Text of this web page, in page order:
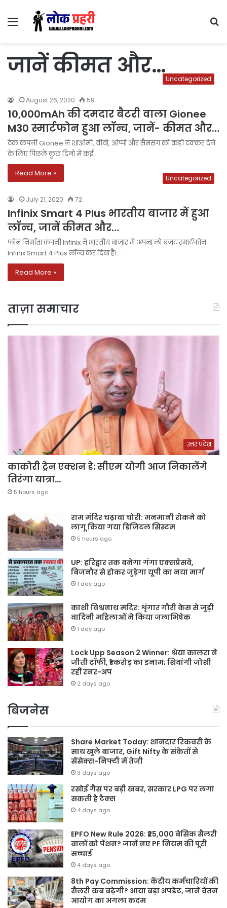
Menu
जानें कीमत और…Uncategorized
August 26, 2020 59
10,000mAh की दमदार बैटरी वाला Gionee
M30 स्मार्टफोन हुआ लॉन्च, जानें- कीमत और…
टेक कंपनी Gionee ने शाओमी, वीवो, ओप्पो और सैमसंग को कड़ी टक्कर देने
के लिए पिछले कुछ दिनों में कई…
Read More »
Uncategorized
July 21, 2020 72
Infinix Smart 4 Plus भारतीय बाजार में हुआ
लॉन्च, जानें कीमत और…
फोन निर्माता कंपनी Infinix ने भारतीय बाजार में अपना लो बजट स्मार्टफोन
Infinix Smart 4 Plus लॉन्च कर दिया है।…
Read More »
ताज़ा समाचार
उत्तर प्रदेश
काकोरी ट्रेन एक्शन डे: सीएम योगी आज निकालेंगे
तिरंगा यात्रा…
5 hours ago
राम मंदिर चढ़ावा चोरी: मनमानी रोकने को
लागू किया गया डिजिटल सिस्टम
5 hours ago
UP: हरिद्वार तक बनेगा गंगा एक्सप्रेसवे,
बिजनौर से होकर जुड़ेगा यूपी का नया मार्ग
1 day ago
काशी विश्वनाथ मदिर: शृंगार गौरी केस से जुड़ी
वादिनी महिलाओं ने किया जलाभिषेक
1 day ago
Lock Upp Season 2 Winner: श्रेया कालरा ने
जीती ट्रॉफी, ₹1 करोड़ का इनाम; शिवांगी जोशी
रहीं रनर-अप
2 days ago
बिजनेस
Share Market Today: शानदार रिकवरी के
साथ खुले बाजार, Gift Nifty के संकेतों से
सेंसेक्स-निफ्टी में तेजी
3 days ago
रसोई गैस पर बड़ी खबर, सरकार LPG पर लगा
सकती है टैक्स
4 days ago
EPFO New Rule 2026: ₹25,000 बेसिक सैलरी
वालों को पेंशन? जानें नए PF नियम की पूरी
सच्चाई
4 days ago
8th Pay Commission: केंद्रीय कर्मचारियों की
सैलरी कब बढ़ेगी? आया बड़ा अपडेट, जानें वेतन
आयोग का अगला कदम